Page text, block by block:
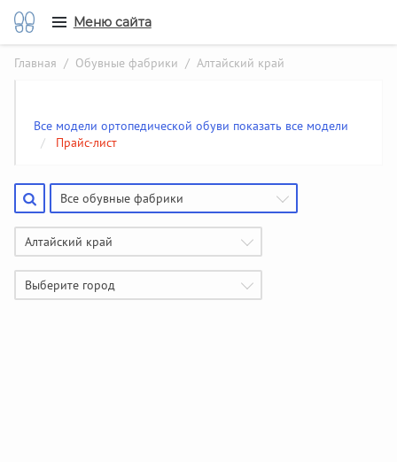
Меню сайта
Главная / Обувные фабрики / Алтайский край
Все модели ортопедической обуви показать все модели
/
Прайс-лист
Все обувные фабрики
Алтайский край
Выберите город